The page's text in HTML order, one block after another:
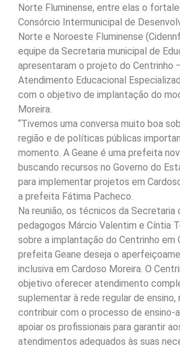
Norte Fluminense, entre elas o
Consórcio Intermunicipal de
Norte e Noroeste Fluminense
equipe da Secretaria municipal de
apresentaram o projeto do Centrinho
Atendimento Educacional
com o objetivo de implantação do
Moreira.
“Tivemos uma conversa muito boa
região e de políticas públicas
momento. A Geane é uma prefeita
buscando recursos no Governo do
para implementar projetos em
a prefeita Fátima Pacheco.
Na reunião, os técnicos da Secretaria
pedagogos Márcio Valentim e Cíntia
sobre a implantação do Centrinho em
prefeita Geane deseja o
inclusiva em Cardoso Moreira. O
objetivo oferecer atendimento
suplementar à rede regular de ensino,
contribuir com o processo de ensino-
apoiar os profissionais para garantir
atendimentos adequados às suas